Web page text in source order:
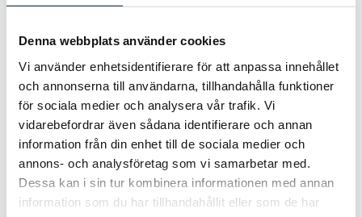
Denna webbplats använder cookies
Vi använder enhetsidentifierare för att anpassa innehållet
och annonserna till användarna, tillhandahålla funktioner
för sociala medier och analysera vår trafik. Vi
vidarebefordrar även sådana identifierare och annan
information från din enhet till de sociala medier och
annons- och analysföretag som vi samarbetar med.
Dessa kan i sin tur kombinera informationen med annan
information som du har tillhandahållit eller som de har
15.00- Mingel, möjlighet till provkörning av
det tillfälle att prata med utställarföretagen
däribland Toyota och Powercell.
Eventet modereras avYasemin Arhan
Modéer, VD och grundare av Altitude
Meetings.
Passa på och träffa experter, debattera
och knyt nya kontakter!
Anmäl dig här nedan (om du inte redan